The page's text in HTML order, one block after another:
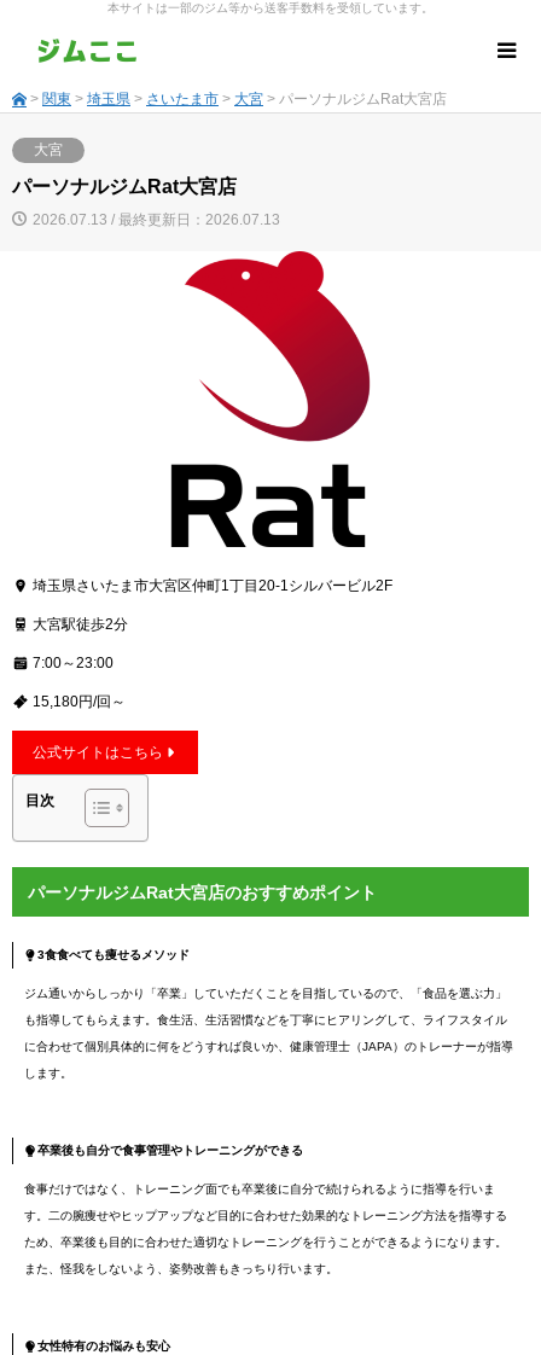
本サイトは一部のジム等から送客手数料を受領しています。
> 関東 > 埼玉県 > さいたま市 > 大宮 > パーソナルジムRat大宮店
大宮
パーソナルジムRat大宮店
2026.07.13 / 最終更新日：2026.07.13
埼玉県さいたま市大宮区仲町1丁目20-1シルバービル2F
大宮駅徒歩2分
7:00～23:00
15,180円/回～
公式サイトはこちら
目次
パーソナルジムRat大宮店のおすすめポイント
3食食べても痩せるメソッド
ジム通いからしっかり「卒業」していただくことを目指しているので、「食品を選ぶ力」
も指導してもらえます。食生活、生活習慣などを丁寧にヒアリングして、ライフスタイル
に合わせて個別具体的に何をどうすれば良いか、健康管理士（JAPA）のトレーナーが指導
します。
卒業後も自分で食事管理やトレーニングができる
食事だけではなく、トレーニング面でも卒業後に自分で続けられるように指導を行いま
す。二の腕痩せやヒップアップなど目的に合わせた効果的なトレーニング方法を指導する
ため、卒業後も目的に合わせた適切なトレーニングを行うことができるようになります。
また、怪我をしないよう、姿勢改善もきっちり行います。
女性特有のお悩みも安心